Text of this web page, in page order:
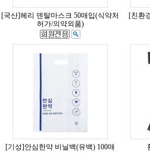
[국산]헤리 덴탈마스크 50매입(식약처
허가/의약외품)
[친환
[기성]안심한약 비닐백(유백) 100매